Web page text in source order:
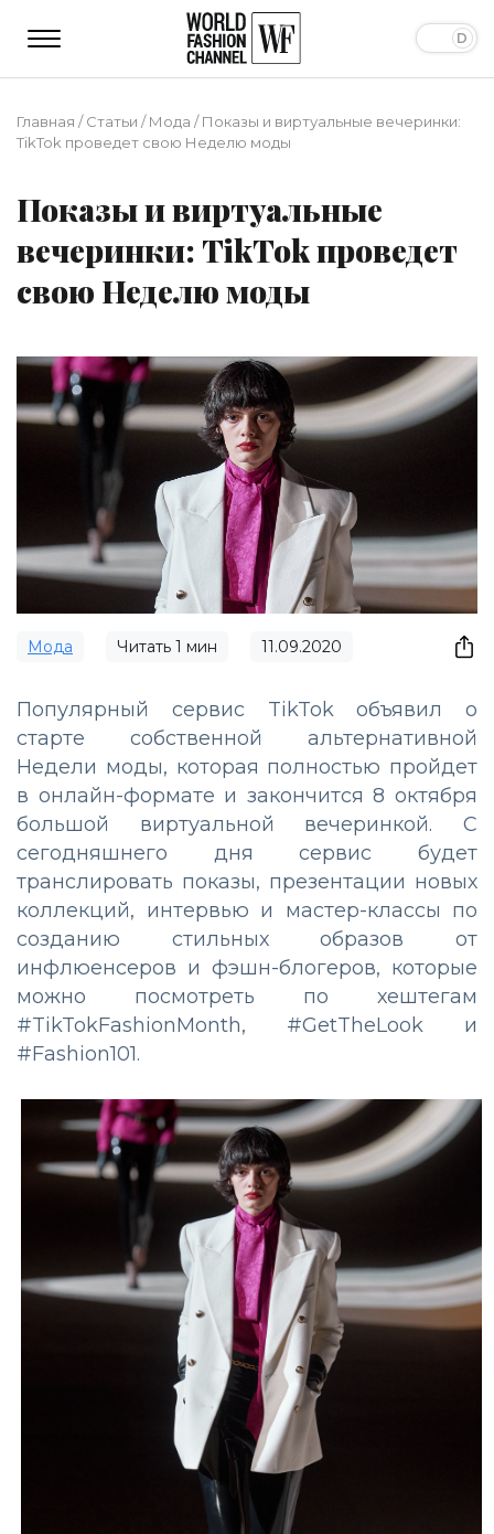
Главная /Статьи /Мода /Показы и виртуальные вечеринки:
TikTok проведет свою Неделю моды
Показы и виртуальные
вечеринки: TikTok проведет
свою Неделю моды
Мода Читать 1 мин 11.09.2020
Популярный сервис TikTok объявил о
старте собственной альтернативной
Недели моды, которая полностью пройдет
в онлайн-формате и закончится 8 октября
большой виртуальной вечеринкой. С
сегодняшнего дня сервис будет
транслировать показы, презентации новых
коллекций, интервью и мастер-классы по
созданию стильных образов от
инфлюенсеров и фэшн-блогеров, которые
можно посмотреть по хештегам
#TikTokFashionMonth, #GetTheLook и
#Fashion101.